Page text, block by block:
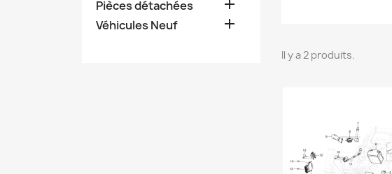
Pièces détachées 
Véhicules Neuf 
Il y a 2 produits.